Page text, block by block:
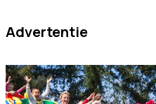
Advertentie